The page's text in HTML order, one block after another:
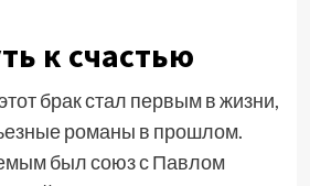
к счастью
брак стал первым в жизни,
романы в прошлом.
был союз с Павлом